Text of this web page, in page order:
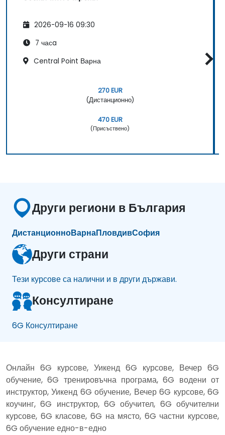
2026-09-16 09:30
7 часa
Central Point Варна
270 EUR
(Дистанционно)
470 EUR
(Присъствено)
Други региони в България
ДистанционноВарнаПловдивСофия
Други страни
Тези курсове са налични и в други държави.
Консултиране
6G Консултиране
Онлайн 6G курсове, Уикенд 6G курсове, Вечер 6G
обучение, 6G тренировъчна програма, 6G водени от
инструктор, Уикенд 6G обучение, Вечер 6G курсове, 6G
коучинг, 6G инструктор, 6G обучител, 6G обучителни
курсове, 6G класове, 6G на място, 6G частни курсове,
6G обучение едно-в-едно